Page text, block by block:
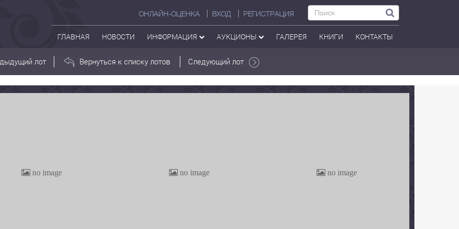
ОНЛАЙН-ОЦЕНКА ВХОД РЕГИСТРАЦИЯ
ГЛАВНАЯ НОВОСТИ ИНФОРМАЦИЯ АУКЦИОНЫ ГАЛЕРЕЯ КНИГИ КОНТАКТЫ
лот Вернуться к списку лотов Следующий лот